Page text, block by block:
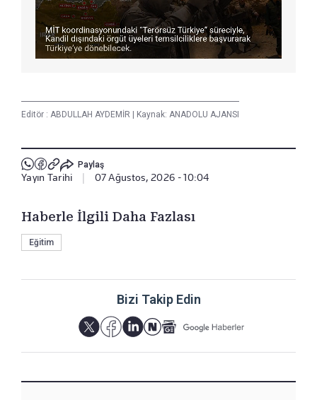
Editör : ABDULLAH AYDEMİR | Kaynak: ANADOLU AJANSI
Paylaş
Yayın Tarihi 07 Ağustos, 2026 - 10:04
Haberle İlgili Daha Fazlası
Eğitim
Bizi Takip Edin